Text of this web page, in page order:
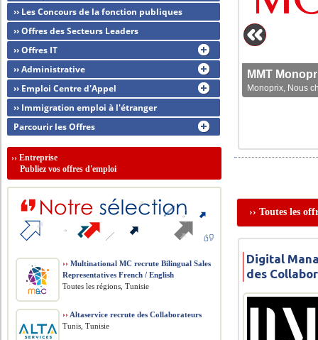
MMT
Monoprix, Nous
›› Toutes les
Digital
des
›› Les Concours de la fonction publiques
›› Offres des Secteurs Leaders
›› Offres IT
›› Administrative
›› Emploi Centre d'Appel
›› Immigration emploi à l'étranger
Parcourir les Offres
››Entreprise
Publiez vos offres d'emploi
›› Multinational MC recrute Bilingual Sales
Representatives French / English
Toutes les régions, Tunisie
›› Altaservice recrute des Collaborateurs
Tunis, Tunisie